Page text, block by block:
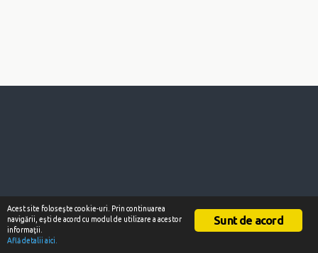
Sunt de acord
Acest site foloseşte cookie-uri. Prin continuarea
navigării, eşti de acord cu modul de utilizare a acestor
informaţii.
Află detalii aici.